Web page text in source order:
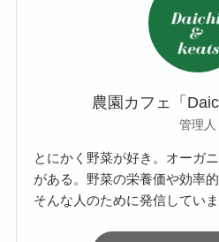
農園カフェ「
管理人
とにかく野菜が好き。オーガ
がある。野菜の栄養価や効率
そんな人のために発信していま